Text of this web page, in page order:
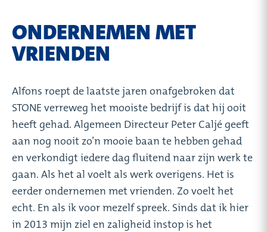
ONDERNEMEN MET
VRIENDEN
Alfons roept de laatste jaren onafgebroken dat
STONE verreweg het mooiste bedrijf is dat hij ooit
heeft gehad. Algemeen Directeur Peter Caljé geeft
aan nog nooit zo’n mooie baan te hebben gehad
en verkondigt iedere dag fluitend naar zijn werk te
gaan. Als het al voelt als werk overigens. Het is
eerder ondernemen met vrienden. Zo voelt het
echt. En als ik voor mezelf spreek. Sinds dat ik hier
in 2013 mijn ziel en zaligheid instop is het